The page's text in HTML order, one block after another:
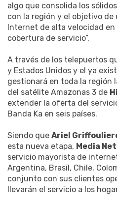
algo que consolida los
con la región y el objetivo de
Internet de alta velocidad en
cobertura de servicio”.
A través de los telepuertos
y Estados Unidos y el ya
gestionará en toda la región
del satélite Amazonas 3 de
extender la oferta del
Banda Ka en seis países.
Siendo que Ariel
esta nueva etapa, Media
servicio mayorista de
Argentina, Brasil, Chile,
conjunto con sus clientes
llevarán el servicio a los